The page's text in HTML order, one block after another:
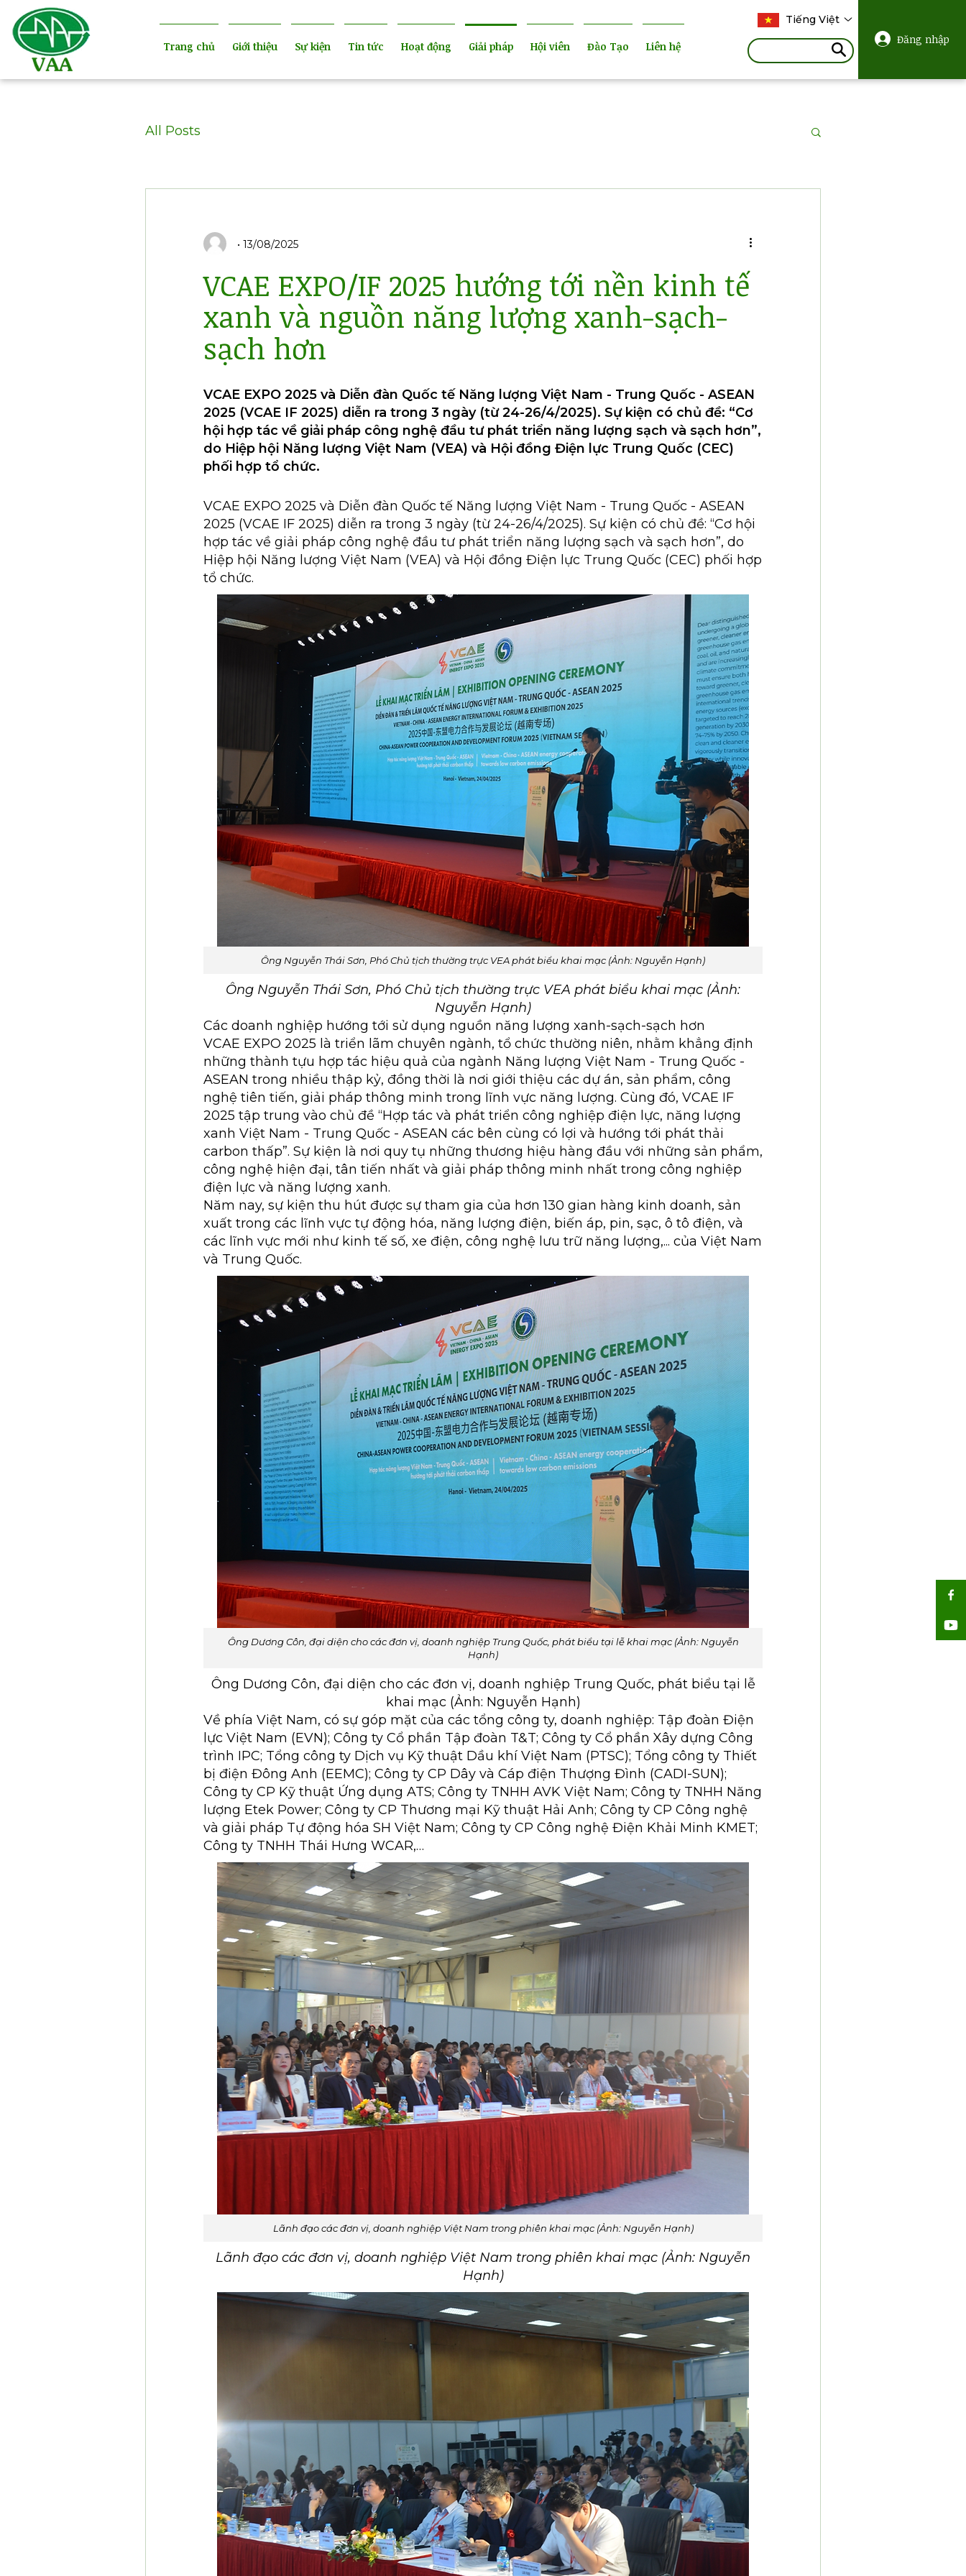
Trang chủ Giới thiệu Sự kiện Tin tức Hoạt động Giải pháp Hội viên Đào Tạo Liên hệ
Tiếng Việt
Đăng nhập
All Posts
13/08/2025
VCAE EXPO/IF 2025 hướng tới nền kinh tế
xanh và nguồn năng lượng xanh-sạch-
sạch hơn
VCAE EXPO 2025 và Diễn đàn Quốc tế Năng lượng Việt Nam - Trung Quốc - ASEAN
2025 (VCAE IF 2025) diễn ra trong 3 ngày (từ 24-26/4/2025). Sự kiện có chủ đề: “Cơ
hội hợp tác về giải pháp công nghệ đầu tư phát triển năng lượng sạch và sạch hơn”,
do Hiệp hội Năng lượng Việt Nam (VEA) và Hội đồng Điện lực Trung Quốc (CEC)
phối hợp tổ chức.
VCAE EXPO 2025 và Diễn đàn Quốc tế Năng lượng Việt Nam - Trung Quốc - ASEAN
2025 (VCAE IF 2025) diễn ra trong 3 ngày (từ 24-26/4/2025). Sự kiện có chủ đề: “Cơ hội
hợp tác về giải pháp công nghệ đầu tư phát triển năng lượng sạch và sạch hơn”, do
Hiệp hội Năng lượng Việt Nam (VEA) và Hội đồng Điện lực Trung Quốc (CEC) phối hợp
tổ chức.
Ông Nguyễn Thái Sơn, Phó Chủ tịch thường trực VEA phát biểu khai mạc (Ảnh: Nguyễn Hạnh)
Ông Nguyễn Thái Sơn, Phó Chủ tịch thường trực VEA phát biểu khai mạc (Ảnh:
Nguyễn Hạnh)
Các doanh nghiệp hướng tới sử dụng nguồn năng lượng xanh-sạch-sạch hơn
VCAE EXPO 2025 là triển lãm chuyên ngành, tổ chức thường niên, nhằm khẳng định
những thành tựu hợp tác hiệu quả của ngành Năng lượng Việt Nam - Trung Quốc -
ASEAN trong nhiều thập kỷ, đồng thời là nơi giới thiệu các dự án, sản phẩm, công
nghệ tiên tiến, giải pháp thông minh trong lĩnh vực năng lượng. Cùng đó, VCAE IF
2025 tập trung vào chủ đề “Hợp tác và phát triển công nghiệp điện lực, năng lượng
xanh Việt Nam - Trung Quốc - ASEAN các bên cùng có lợi và hướng tới phát thải
carbon thấp”. Sự kiện là nơi quy tụ những thương hiệu hàng đầu với những sản phẩm,
công nghệ hiện đại, tân tiến nhất và giải pháp thông minh nhất trong công nghiệp
điện lực và năng lượng xanh.
Năm nay, sự kiện thu hút được sự tham gia của hơn 130 gian hàng kinh doanh, sản
xuất trong các lĩnh vực tự động hóa, năng lượng điện, biến áp, pin, sạc, ô tô điện, và
các lĩnh vực mới như kinh tế số, xe điện, công nghệ lưu trữ năng lượng,... của Việt Nam
và Trung Quốc.
Ông Dương Côn, đại diện cho các đơn vị, doanh nghiệp Trung Quốc, phát biểu tại lễ khai mạc (Ảnh: Nguyễn
Hạnh)
Ông Dương Côn, đại diện cho các đơn vị, doanh nghiệp Trung Quốc, phát biểu tại lễ
khai mạc (Ảnh: Nguyễn Hạnh)
Về phía Việt Nam, có sự góp mặt của các tổng công ty, doanh nghiệp: Tập đoàn Điện
lực Việt Nam (EVN); Công ty Cổ phần Tập đoàn T&T; Công ty Cổ phần Xây dựng Công
trình IPC; Tổng công ty Dịch vụ Kỹ thuật Dầu khí Việt Nam (PTSC); Tổng công ty Thiết
bị điện Đông Anh (EEMC); Công ty CP Dây và Cáp điện Thượng Đình (CADI-SUN);
Công ty CP Kỹ thuật Ứng dụng ATS; Công ty TNHH AVK Việt Nam; Công ty TNHH Năng
lượng Etek Power; Công ty CP Thương mại Kỹ thuật Hải Anh; Công ty CP Công nghệ
và giải pháp Tự động hóa SH Việt Nam; Công ty CP Công nghệ Điện Khải Minh KMET;
Công ty TNHH Thái Hưng WCAR,…
Lãnh đạo các đơn vị, doanh nghiệp Việt Nam trong phiên khai mạc (Ảnh: Nguyễn Hạnh)
Lãnh đạo các đơn vị, doanh nghiệp Việt Nam trong phiên khai mạc (Ảnh: Nguyễn
Hạnh)